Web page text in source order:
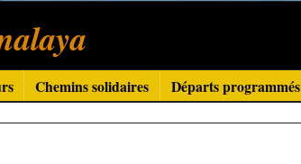
Chemins solidaires Départs programmés